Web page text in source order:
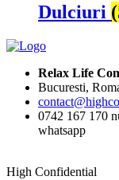
Dulciuri
Relax Life
Bucuresti,
0742 167 170
whatsapp
High Confidential